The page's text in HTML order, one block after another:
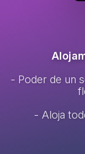
- Poder de un
- Aloja